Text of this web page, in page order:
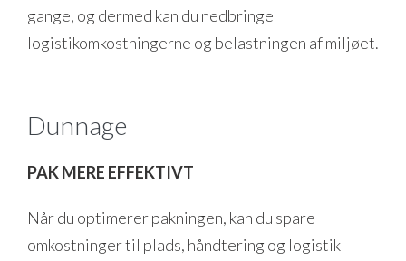
gange, og dermed kan du nedbringe
logistikomkostningerne og belastningen af miljøet.
Dunnage
PAK MERE EFFEKTIVT
Når du optimerer pakningen, kan du spare
omkostninger til plads, håndtering og logistik